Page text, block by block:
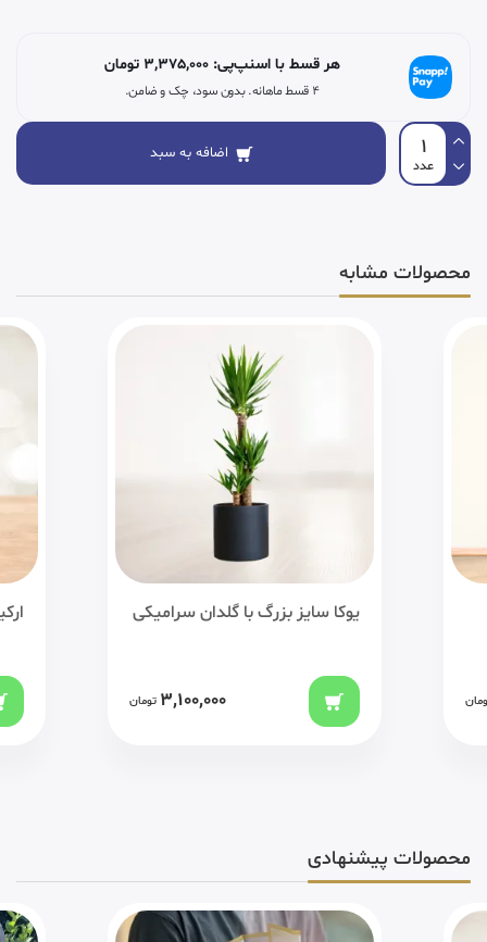
هر قسط با اسنپ‌پی:3,375,000 تومان
۴ قسط ماهانه. بدون سود، چک و ضامن.
اضافه به سبد
محصولات مشابه
یوکا سایز بزرگ با گلدان سرامیکی
3,100,000 تومان
ارکیده 5
محصولات پیشنهادی